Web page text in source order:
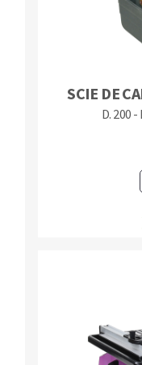
SCIE DE
D. 200 -